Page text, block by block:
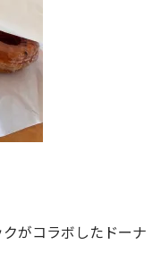
がコラボしたドーナ